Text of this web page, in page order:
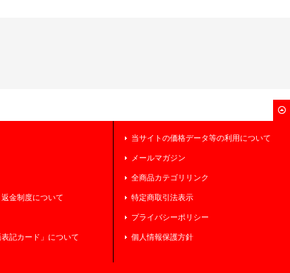
返金制度について
記カード」について
当サイトの価格データ等の利用について
メールマガジン
全商品カテゴリリンク
特定商取引法表示
プライバシーポリシー
個人情報保護方針